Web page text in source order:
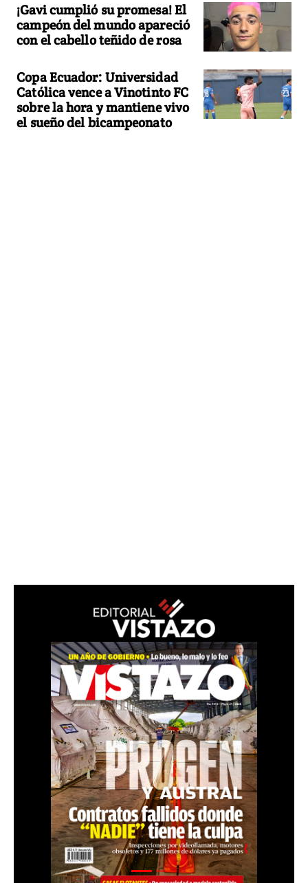
¡Gavi cumplió su promesa! El
campeón del mundo apareció
con el cabello teñido de rosa
Copa Ecuador: Universidad
Católica vence a Vinotinto FC
sobre la hora y mantiene vivo
el sueño del bicampeonato